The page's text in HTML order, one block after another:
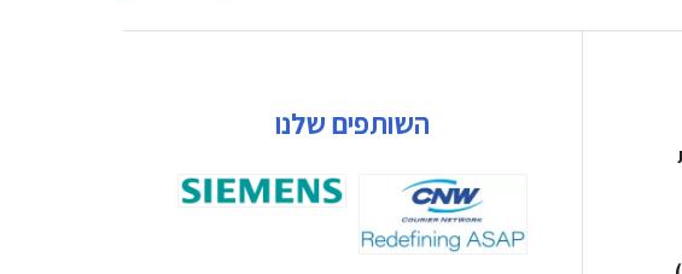
השותפים שלנו